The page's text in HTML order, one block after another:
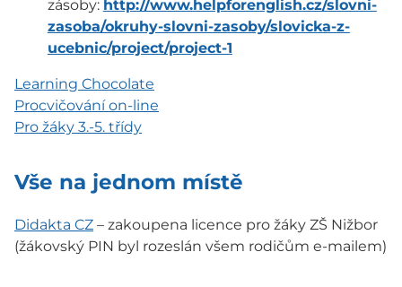
zásoby: http://www.helpforenglish.cz/slovni-
zasoba/okruhy-slovni-zasoby/slovicka-z-
ucebnic/project/project-1
Learning Chocolate
Procvičování on-line
Pro žáky 3.-5. třídy
Vše na jednom místě
Didakta CZ – zakoupena licence pro žáky ZŠ Nižbor
(žákovský PIN byl rozeslán všem rodičům e-mailem)